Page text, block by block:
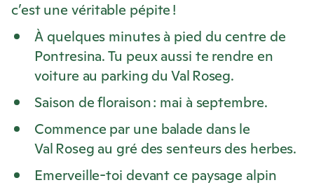
c’est une véritable pépite !
À quelques minutes à pied du centre de
Pontresina. Tu peux aussi te rendre en
voiture au parking du Val Roseg.
Saison de floraison : mai à septembre.
Commence par une balade dans le
Val Roseg au gré des senteurs des herbes.
Emerveille-toi devant ce paysage alpin